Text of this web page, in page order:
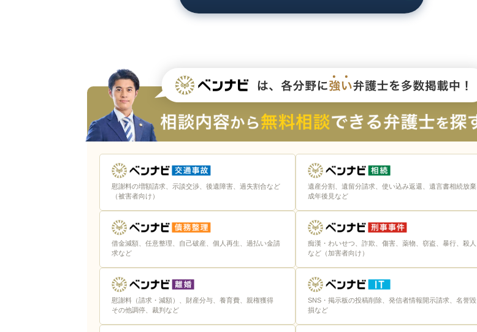
大分で法律相談する方法4選│特徴と選び方を紹介
メール・LINEでの法律相談
オンラインでの法律相談
大分の弁護士に相談するときの5つの注意点
相談前に時系列をメモでまとめておこう
聞きたいことは箇条書きでまとめておこう
証拠になりそうなものは持っていこう
事実はありのまま伝えよう
目指すゴールを決めておこう
大分で後悔しない弁護士選びをする5つのポイント
困りごとと弁護士事務所の得意分野がマッチしているか
初回相談で弁護士事務所・弁護士との相性をチェック
慰謝料の増額請求、示談交渉、後遺障害、過失割合など
（被害者向け）
遺産分割、遺留分請求、使い込み返還、遺言書相続放棄
成年後見など
借金減額、任意整理、自己破産、個人再生、過払い金請
求など
痴漢・わいせつ、詐欺、傷害、薬物、窃盗、暴行、殺人
など（加害者向け）
慰謝料（請求・減額）、財産分与、養育費、親権獲得
その他調停、裁判など
SNS・掲示板の投稿削除、発信者情報開示請求、名誉毀
損など